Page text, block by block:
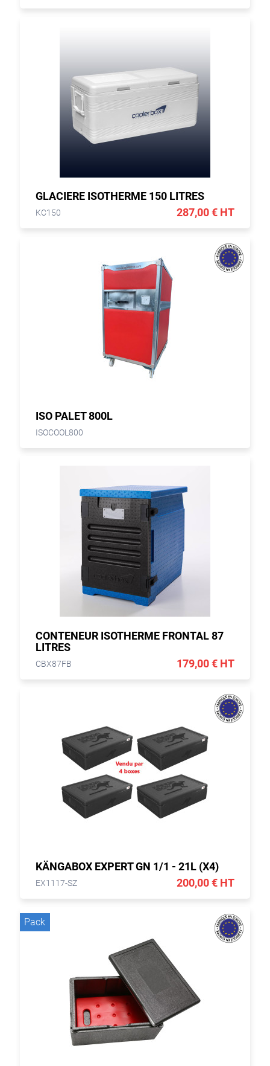
GLACIERE ISOTHERME 150 LITRES
KC150 287,00 € HT
ISO PALET 800L
ISOCOOL800
CONTENEUR ISOTHERME FRONTAL 87
LITRES
CBX87FB 179,00 € HT
KÄNGABOX EXPERT GN 1/1 - 21L (X4)
EX1117-SZ 200,00 € HT
Pack